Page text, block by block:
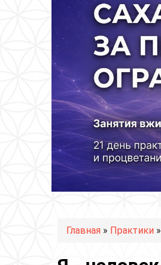
Вы здесь
Главная » Практики »